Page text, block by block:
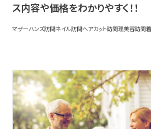
ス内容や価格をわかりやすく！！
マザーハンズ訪問ネイル訪問ヘアカット訪問理美容訪問